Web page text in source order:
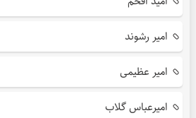
امیر رشوند
امیر عظیمی
امیرعباس گلاب